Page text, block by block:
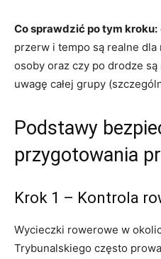
Co sprawdzić po tym kroku:
przerw i tempo są realne
osoby oraz czy po drodze
uwagę całej grupy
Podstawy
przygotowania
Krok 1 – Kontrola
Wycieczki rowerowe w
Trybunalskiego często